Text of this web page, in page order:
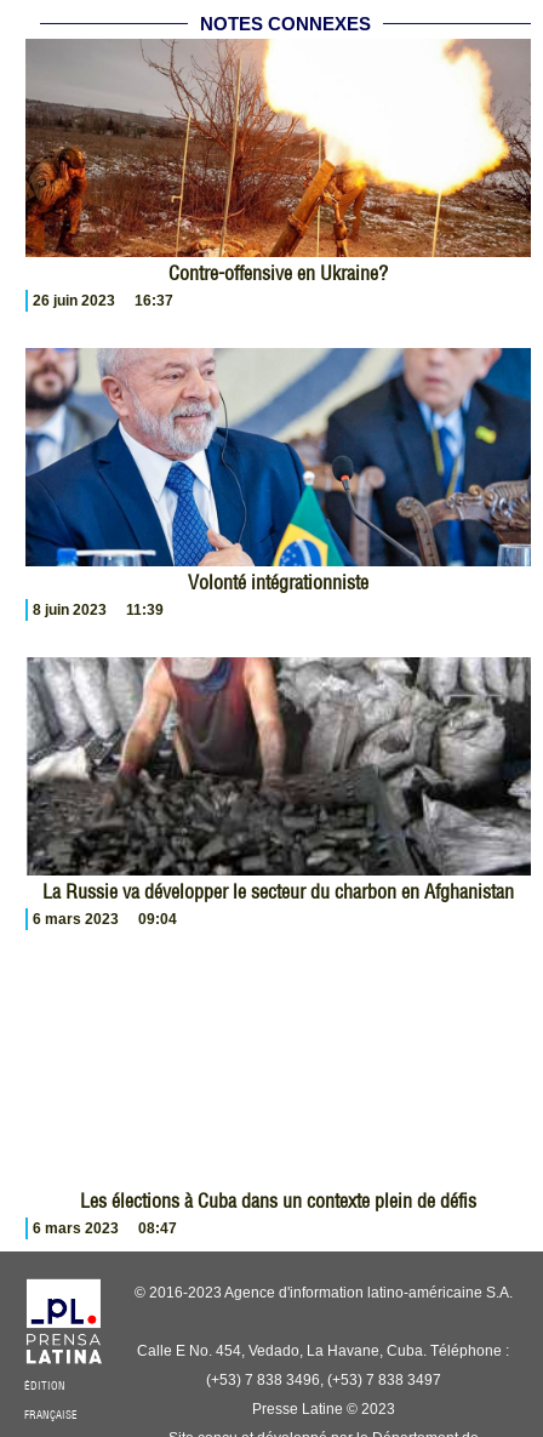
NOTES CONNEXES
Contre-offensive en Ukraine?
26 juin 2023 16:37
Volonté intégrationniste
8 juin 2023 11:39
La Russie va développer le secteur du charbon en Afghanistan
6 mars 2023 09:04
Les élections à Cuba dans un contexte plein de défis
6 mars 2023 08:47
ÉDITION
FRANÇAISE
© 2016-2023 Agence d'information latino-américaine S.A.
Calle E No. 454, Vedado, La Havane, Cuba. Téléphone :
(+53) 7 838 3496, (+53) 7 838 3497
Presse Latine © 2023